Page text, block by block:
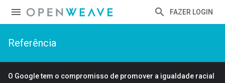
FAZER LOGIN
Referência
O Google tem o compromisso de promover a igualdade racial